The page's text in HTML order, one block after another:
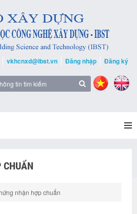
vkhcnxd@ibst.vn Đăng nhập Đăng ký
CHUẨN
nhận hợp chuẩn